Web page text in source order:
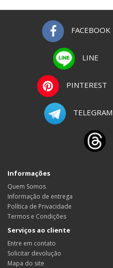
FACEBOOK
LINE
PINTEREST
TELEGRAM
Informações
Quem Somos
Informação de entrega
Política de Privacidade
Termos e Condições
Serviços ao cliente
Entre em contato
Solicitar devolução
Mapa do site